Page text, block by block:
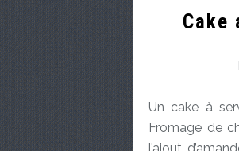
Cake
Un cake à
Fromage de